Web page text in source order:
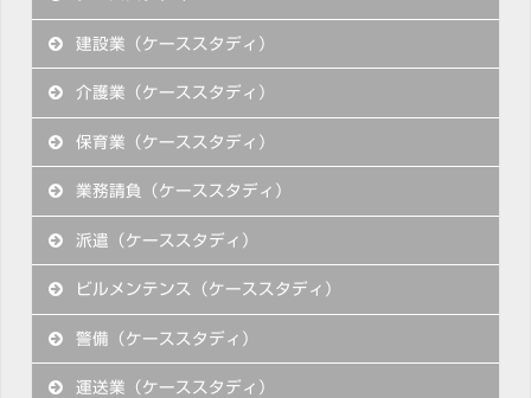
建設業（ケーススタディ）
介護業（ケーススタディ）
保育業（ケーススタディ）
業務請負（ケーススタディ）
派遣（ケーススタディ）
ビルメンテンス（ケーススタディ）
警備（ケーススタディ）
運送業（ケーススタディ）